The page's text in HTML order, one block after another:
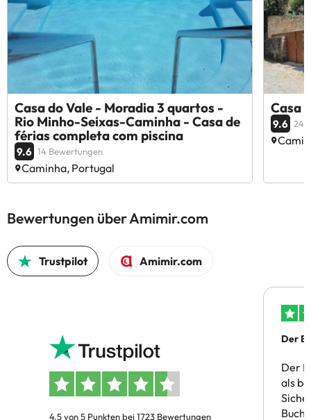
Casa do Vale - Moradia 3 quartos -
Rio Minho-Seixas-Caminha - Casa de
férias completa com piscina
9.6 14 Bewertungen
Caminha, Portugal
Casa
9.6 24
Bewertungen über Amimir.com
Trustpilot Amimir.com
4.5 von 5 Punkten bei 1723 Bewertungen
Der
Der
als